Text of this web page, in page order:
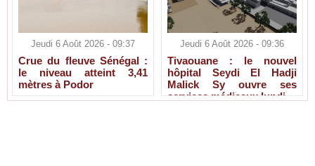
Jeudi 6 Août 2026 - 09:37
Crue du fleuve Sénégal :
le niveau atteint 3,41
mètres à Podor
Jeudi 6 Août 2026 - 09:36
Tivaouane : le nouvel
hôpital Seydi El Hadji
Malick Sy ouvre ses
services médicaux lundi